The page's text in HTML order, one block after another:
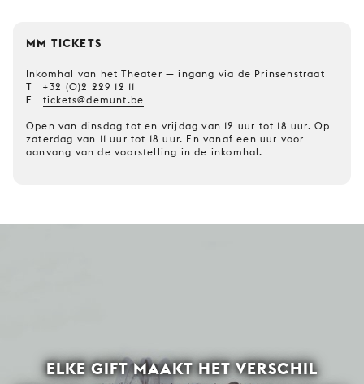
MM TICKETS
Inkomhal van het Theater — ingang via de Prinsenstraat
T +32 (0)2 229 12 11
E
tickets@demunt.be
Open van dinsdag tot en vrijdag van 12 uur tot 18 uur. Op
zaterdag van 11 uur tot 18 uur. En vanaf een uur voor
aanvang van de voorstelling in de inkomhal.
ELKE GIFT MAAKT HET VERSCHIL